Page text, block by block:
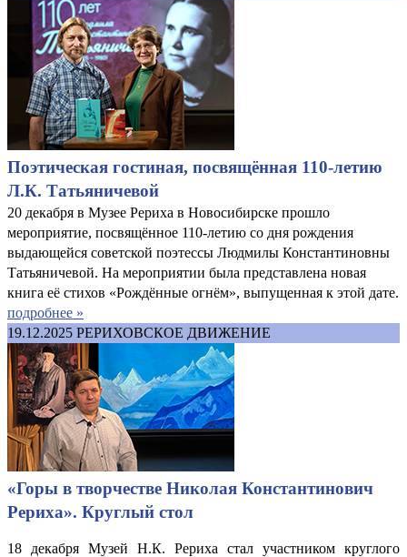
Поэтическая гостиная, посвящённая 110-летию
Л.К. Татьяничевой
20 декабря в Музее Рериха в Новосибирске прошло
мероприятие, посвящённое 110-летию со дня рождения
выдающейся советской поэтессы Людмилы Константиновны
Татьяничевой. На мероприятии была представлена новая
книга её стихов «Рождённые огнём», выпущенная к этой дате.
подробнее »
19.12.2025 РЕРИХОВСКОЕ ДВИЖЕНИЕ
«Горы в творчестве Николая Константинович
Рериха». Круглый стол
18 декабря Музей Н.К. Рериха стал участником круглого